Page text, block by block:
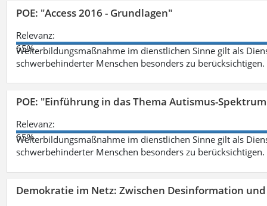
POE: "Access 2016 - Grundlagen"
Relevanz:
65%
Weiterbildungsmaßnahme im dienstlichen Sinne gilt als
schwerbehinderter Menschen besonders zu berücksichtigen.
POE: "Einführung in das Thema Autismus-
Relevanz:
65%
Weiterbildungsmaßnahme im dienstlichen Sinne gilt als
schwerbehinderter Menschen besonders zu berücksichtigen.
Demokratie im Netz: Zwischen Desinformation